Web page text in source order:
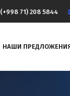
(+998 71) 208 5844
НАШИ